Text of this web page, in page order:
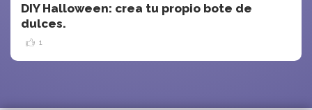
DIY Halloween: crea tu propio bote de
dulces.
1